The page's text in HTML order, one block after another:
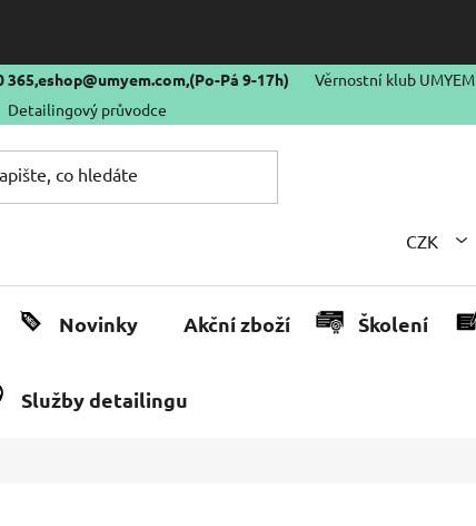
365,eshop@umyem.com,(Po-Pá 9-17h) Věrnostní klub UMYEM
Detailingový průvodce
CZK
Novinky Akční zboží Školení
Služby detailingu